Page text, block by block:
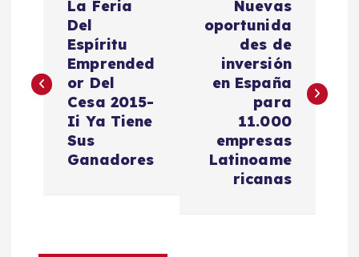
v
La Feria
Del
Espíritu
Emprended
or Del
Cesa 2015-
Ii Ya Tiene
Sus
Ganadores
Nuevas
oportunida
des de
inversión
en España
para
11.000
empresas
Latinoame
ricanas